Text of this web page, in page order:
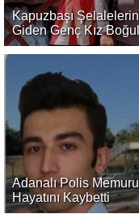
Kapuzbaşı
Giden Genç Kız
Adanalı Polis
Hayatını Kaybetti